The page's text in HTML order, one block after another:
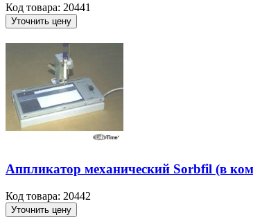
Код товара: 20441
Уточнить цену
Аппликатор механический Sorbfil (в
Код товара: 20442
Уточнить цену